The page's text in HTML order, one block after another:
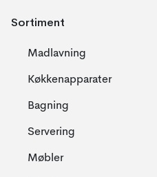
Sortiment
Madlavning
Køkkenapparater
Bagning
Servering
Møbler